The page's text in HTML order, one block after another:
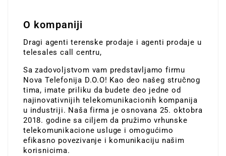
O kompaniji
Dragi agenti terenske prodaje i agenti prodaje u
telesales call centru,
Sa zadovoljstvom vam predstavljamo firmu
Nova Telefonija D.O.O! Kao deo našeg stručnog
tima, imate priliku da budete deo jedne od
najinovativnijih telekomunikacionih kompanija
u industriji. Naša firma je osnovana 25. oktobra
2018. godine sa ciljem da pružimo vrhunske
telekomunikacione usluge i omogućimo
efikasno povezivanje i komunikaciju našim
korisnicima.